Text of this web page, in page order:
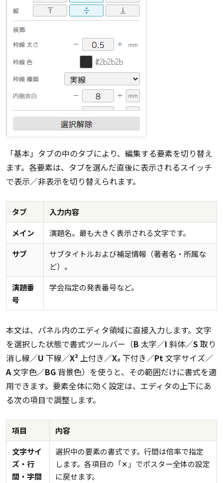
「基本」タブの中のタブにより、編集する要素を切り替え
ます。各要素は、タブを選んだ直後に表示されるスイッチ
で表示／非表示を切り替えられます。
タブ
入力内容
メイン
演題名。最も大きく表示される文字です。
サブ
サブタイトルおよび補足情報（著者名・所属な
ど）。
演題番
号
学会指定の発表番号など。
本文は、パネル内のエディタ領域に直接入力します。文字
を選択した状態で書式ツールバー（B 太字／I 斜体／S 取り
消し線／U 下線／X²上付き／X₂下付き／Pt文字サイズ／
A文字色／BG 背景色）を使うと、その範囲だけに書式を適
用できます。要素全体に効く設定は、エディタの上下にあ
る次の項目で調整します。
項目
内容
文字サイ
ズ・行
間・字間
選択中の要素の書式です。行間は倍率で指定
します。各項目の「✕」でポスター全体の設定
に戻せます。